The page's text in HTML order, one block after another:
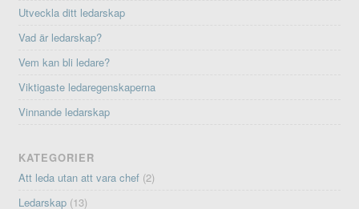
Utveckla ditt ledarskap
Vad är ledarskap?
Vem kan bli ledare?
Viktigaste ledaregenskaperna
Vinnande ledarskap
KATEGORIER
Att leda utan att vara chef (2)
Ledarskap (13)